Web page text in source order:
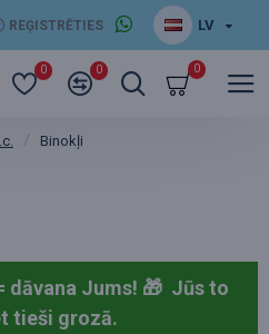
REĢISTRĒTIES LV
0 0 0
Binokļi
dāvana Jums! 🎁 Jūs to
tieši grozā.